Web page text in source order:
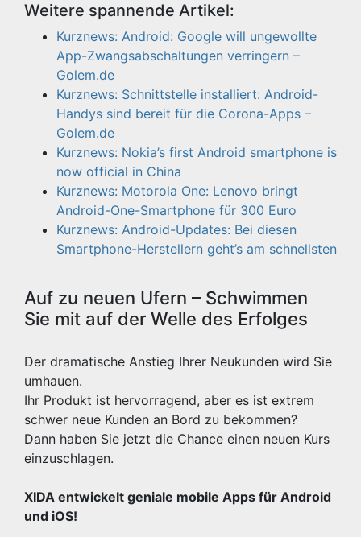
Weitere spannende Artikel:
Kurznews: Android: Google will ungewollte
App-Zwangsabschaltungen verringern –
Golem.de
Kurznews: Schnittstelle installiert: Android-
Handys sind bereit für die Corona-Apps –
Golem.de
Kurznews: Nokia’s first Android smartphone is
now official in China
Kurznews: Motorola One: Lenovo bringt
Android-One-Smartphone für 300 Euro
Kurznews: Android-Updates: Bei diesen
Smartphone-Herstellern geht’s am schnellsten
Auf zu neuen Ufern – Schwimmen
Sie mit auf der Welle des Erfolges
Der dramatische Anstieg Ihrer Neukunden wird Sie
umhauen.
Ihr Produkt ist hervorragend, aber es ist extrem
schwer neue Kunden an Bord zu bekommen?
Dann haben Sie jetzt die Chance einen neuen Kurs
einzuschlagen.
XIDA entwickelt geniale mobile Apps für Android
und iOS!